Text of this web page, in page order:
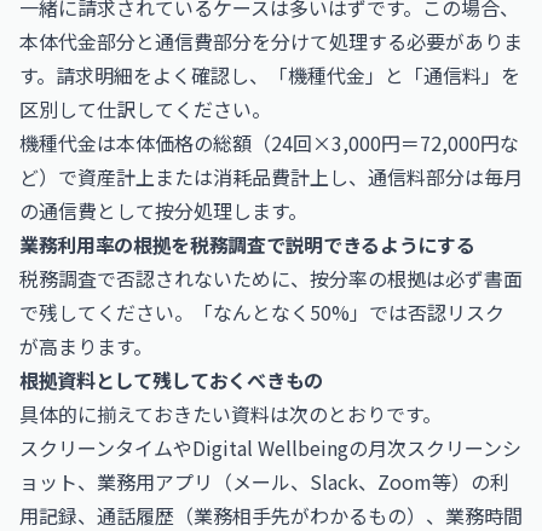
一緒に請求されているケースは多いはずです。この場合、
本体代金部分と通信費部分を分けて処理する必要がありま
す。請求明細をよく確認し、「機種代金」と「通信料」を
区別して仕訳してください。
機種代金は本体価格の総額（24回×3,000円＝72,000円な
ど）で資産計上または消耗品費計上し、通信料部分は毎月
の通信費として按分処理します。
業務利用率の根拠を税務調査で説明できるようにする
税務調査で否認されないために、按分率の根拠は必ず書面
で残してください。「なんとなく50%」では否認リスク
が高まります。
根拠資料として残しておくべきもの
具体的に揃えておきたい資料は次のとおりです。
スクリーンタイムやDigital Wellbeingの月次スクリーンシ
ョット、業務用アプリ（メール、Slack、Zoom等）の利
用記録、通話履歴（業務相手先がわかるもの）、業務時間